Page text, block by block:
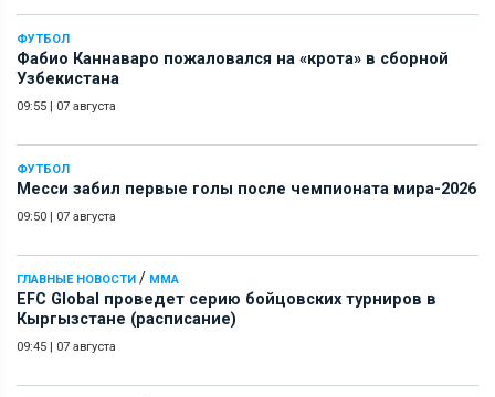
ФУТБОЛ
Фабио Каннаваро пожаловался на «крота» в сборной
Узбекистана
09:55 | 07 августа
ФУТБОЛ
Месси забил первые голы после чемпионата мира-2026
09:50 | 07 августа
ГЛАВНЫЕ НОВОСТИ / ММА
EFC Global проведет серию бойцовских турниров в
Кыргызстане (расписание)
09:45 | 07 августа